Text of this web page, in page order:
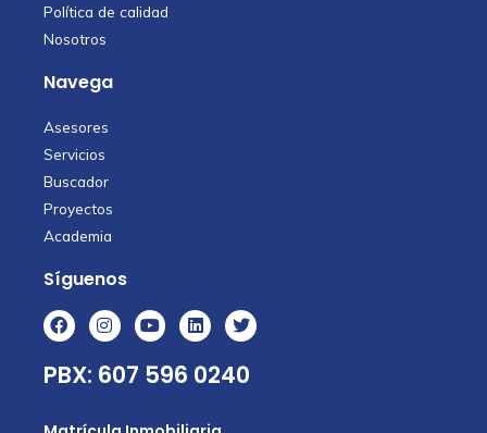
Política de calidad
Nosotros
Navega
Asesores
Servicios
Buscador
Proyectos
Academia
Síguenos
PBX: 607 596 0240